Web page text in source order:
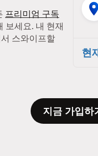
프리미엄 구독
보세요. 내 현재
스와이프할
현
지금 가입하